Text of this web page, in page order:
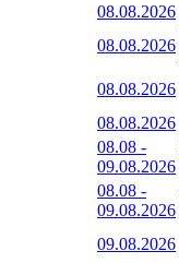
08.08.2026
08.08.2026
08.08.2026
08.08.2026
08.08 -
09.08.2026
08.08 -
09.08.2026
09.08.2026